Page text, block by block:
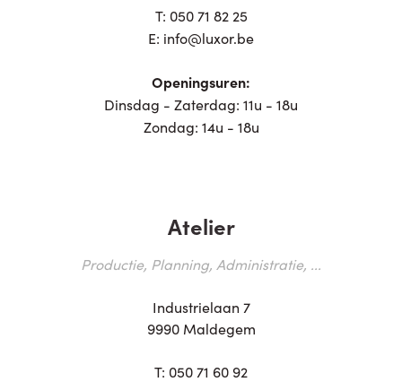
T: 050 71 82 25
E: info@luxor.be
Openingsuren:
Dinsdag - Zaterdag: 11u - 18u
Zondag: 14u - 18u
Atelier
Productie, Planning, Administratie, ...
Industrielaan 7
9990 Maldegem
T: 050 71 60 92